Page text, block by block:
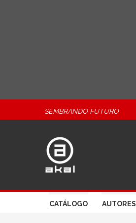
SEMBRANDO FUTURO
CATÁLOGO AUTORES